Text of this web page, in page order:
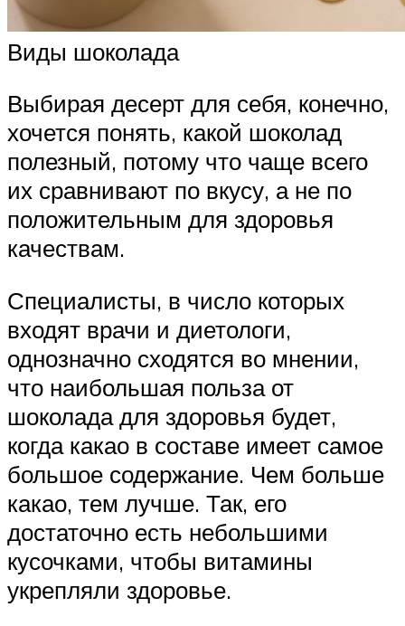
Виды шоколада
Выбирая десерт для себя, конечно,
хочется понять, какой шоколад
полезный, потому что чаще всего
их сравнивают по вкусу, а не по
положительным для здоровья
качествам.
Специалисты, в число которых
входят врачи и диетологи,
однозначно сходятся во мнении,
что наибольшая польза от
шоколада для здоровья будет,
когда какао в составе имеет самое
большое содержание. Чем больше
какао, тем лучше. Так, его
достаточно есть небольшими
кусочками, чтобы витамины
укрепляли здоровье.